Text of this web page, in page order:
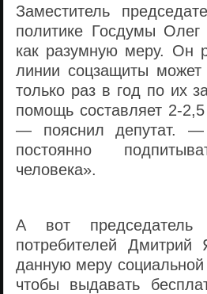
Заместитель
политике Госдумы
как разумную меру. Он
линии соцзащиты
только раз в год по их
помощь составляет 2-
— пояснил депутат. —
постоянно
человека».
А вот председатель
потребителей Дмитрий
данную меру социальной
чтобы выдавать